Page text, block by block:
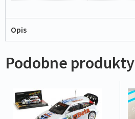
Opis
Podobne produkty